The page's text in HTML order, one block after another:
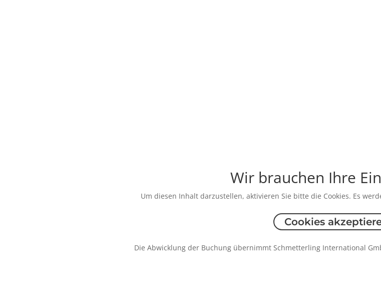
Wir brauchen Ihre
Um diesen Inhalt darzustellen, aktivieren Sie bitte die Cookies. Es
Cookies
Die Abwicklung der Buchung übernimmt Schmetterling International